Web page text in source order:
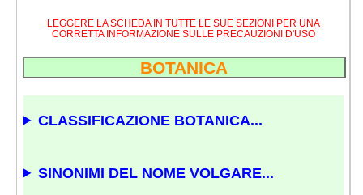
LEGGERE LA SCHEDA IN TUTTE LE SUE SEZIONI PER UNA
CORRETTA INFORMAZIONE SULLE PRECAUZIONI D'USO
BOTANICA
CLASSIFICAZIONE BOTANICA...
SINONIMI DEL NOME VOLGARE...